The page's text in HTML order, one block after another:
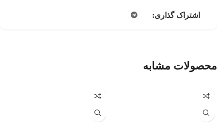
اشتراک گذاری:
محصولات مشابه